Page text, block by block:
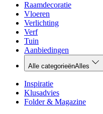
Raamdecoratie
Vloeren
Verlichting
Verf
Tuin
Aanbiedingen
Alle categorieënAlles
Inspiratie
Klusadvies
Folder & Magazine